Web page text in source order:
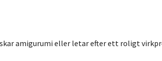
amigurumi eller letar efter ett roligt